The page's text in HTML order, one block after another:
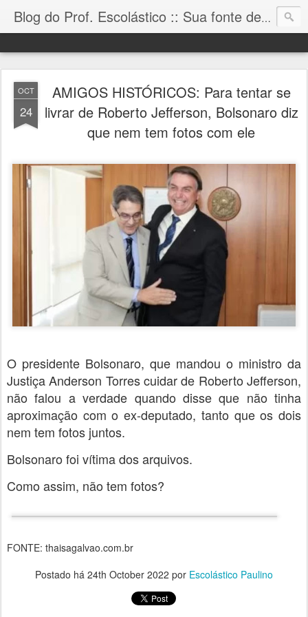
Blog do Prof. Escolástico :: Sua fonte de informação!
OCT
24
AMIGOS HISTÓRICOS: Para tentar se
livrar de Roberto Jefferson, Bolsonaro diz
que nem tem fotos com ele
O presidente Bolsonaro, que mandou o ministro da
Justiça Anderson Torres cuidar de Roberto Jefferson,
não falou a verdade quando disse que não tinha
aproximação com o ex-deputado, tanto que os dois
nem tem fotos juntos.
Bolsonaro foi vítima dos arquivos.
Como assim, não tem fotos?
FONTE: thaisagalvao.com.br
Postado há 24th October 2022 por Escolástico Paulino